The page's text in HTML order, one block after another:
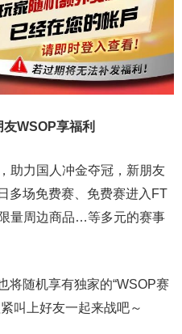
WSOP享福利
助力国人冲金夺冠，新朋友
多场免费赛、免费赛进入FT
量周边商品…等多元的赛事
将随机享有独家的“WSOP赛
叫上好友一起来战吧～